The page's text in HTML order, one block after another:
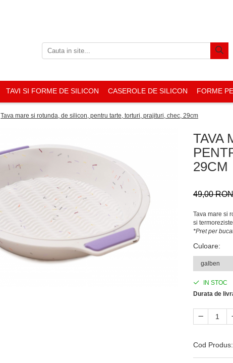
TAVI SI FORME DE SILICON CASEROLE DE SILICON FORME
Tava mare si rotunda, de silicon, pentru tarte, torturi, prajituri, chec, 29cm
TAVA
29CM
49,00 RON
Tava mare si
si
*Pret per
Culoare:
IN STOC
Durata de
Cod Produs: